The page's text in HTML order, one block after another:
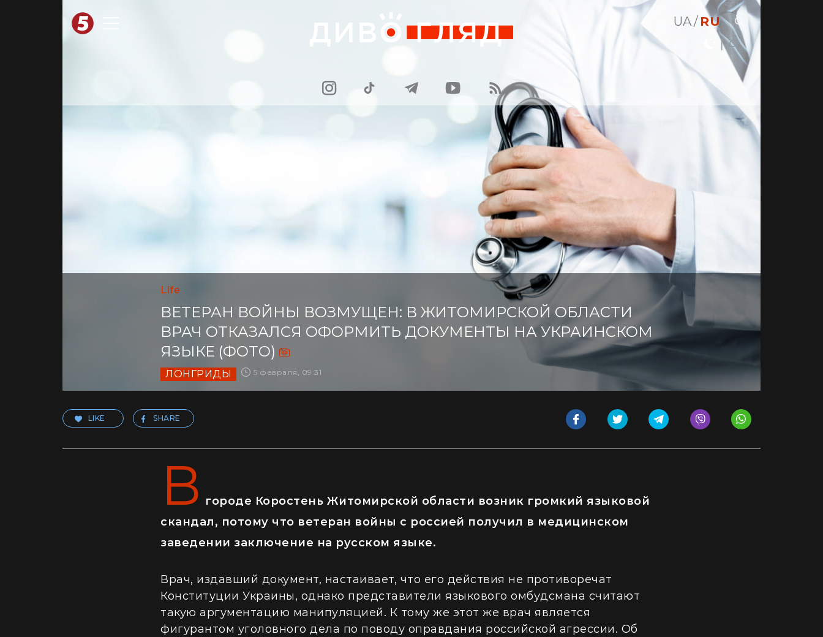
UA RU
Life
ВЕТЕРАН ВОЙНЫ ВОЗМУЩЕН: В ЖИТОМИРСКОЙ ОБЛАСТИ
ВРАЧ ОТКАЗАЛСЯ ОФОРМИТЬ ДОКУМЕНТЫ НА УКРАИНСКОМ
ЯЗЫКЕ (ФОТО)
ЛОНГРИДЫ 5 февраля, 09:31
LIKE SHARE
В городе Коростень Житомирской области возник громкий языковой
скандал, потому что ветеран войны с россией получил в медицинском
заведении заключение на русском языке.
Врач, издавший документ, настаивает, что его действия не противоречат
Конституции Украины, однако представители языкового омбудсмана считают
такую аргументацию манипуляцией. К тому же этот же врач является
фигурантом уголовного дела по поводу оправдания российской агрессии. Об